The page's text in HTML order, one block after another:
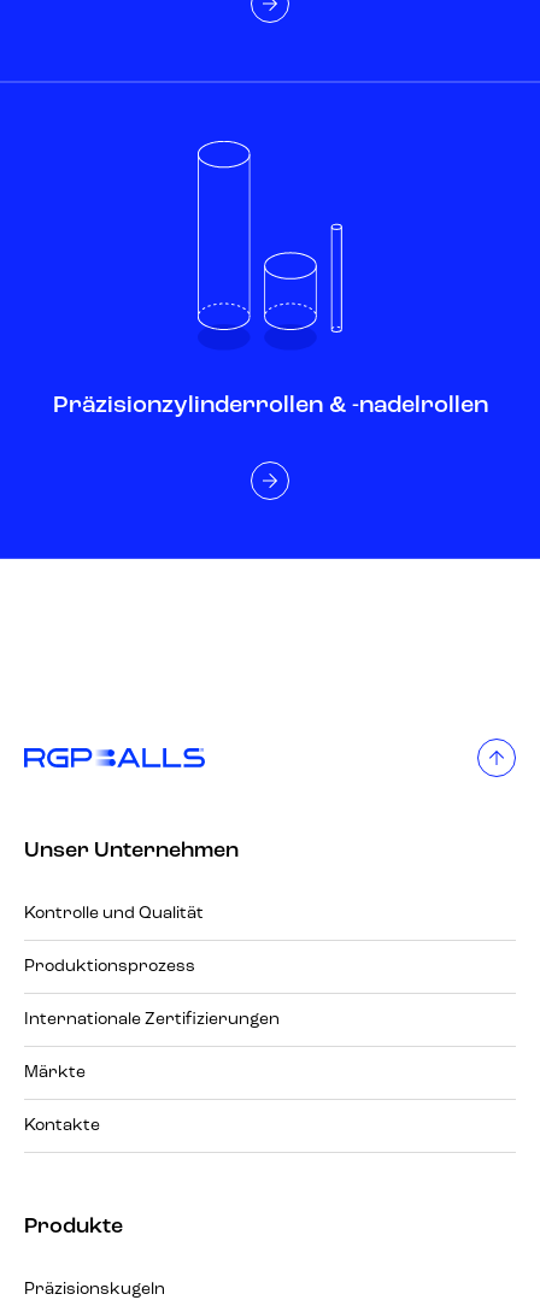
Präzisionzylinderrollen & -nadelrollen
Unser Unternehmen
Kontrolle und Qualität
Produktionsprozess
Internationale Zertifizierungen
Märkte
Kontakte
Produkte
Präzisionskugeln